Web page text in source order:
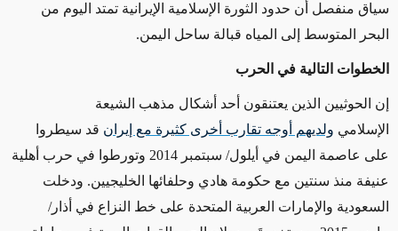
سياق منفصل أن حدود الثورة الإسلامية الإيرانية تمتد اليوم من
البحر المتوسط إلى المياه قبالة ساحل اليمن.
الخطوات التالية في الحرب
إن الحوثيين الذين يعتنقون أحد أشكال مذهب الشيعة
الإسلامي ولديهم أوجه تقارب أخرى كثيرة مع إيران قد سيطروا
على عاصمة اليمن في أيلول/ سبتمبر 2014 وتورطوا في حرب أهلية
عنيفة منذ سنتين مع حكومة هادي وحلفائها الخليجيين. ودخلت
السعودية والإمارات العربية المتحدة على خط النزاع في أذار/